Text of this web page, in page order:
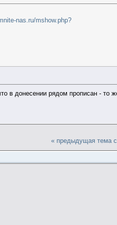
nas.ru/mshow.php?
в донесении рядом прописан - то
« предыдущая тема